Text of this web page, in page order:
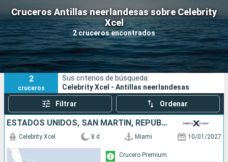
Cruceros Antillas neerlandesas sobre Celebrity
Xcel
2 cruceros encontrados
Nuestros destinos
Fecha de salida
Puertos Compañías
Buscar
2
cruceros
Sus criterios de búsqueda:
Celebrity Xcel - Antillas neerlandesas
Filtrar Ordenar
ESTADOS UNIDOS, SAN MARTÍN, REPÚBLICA DOMINICANA
Celebrity Xcel 8 d Miami 10/01/2027
Crucero Premium